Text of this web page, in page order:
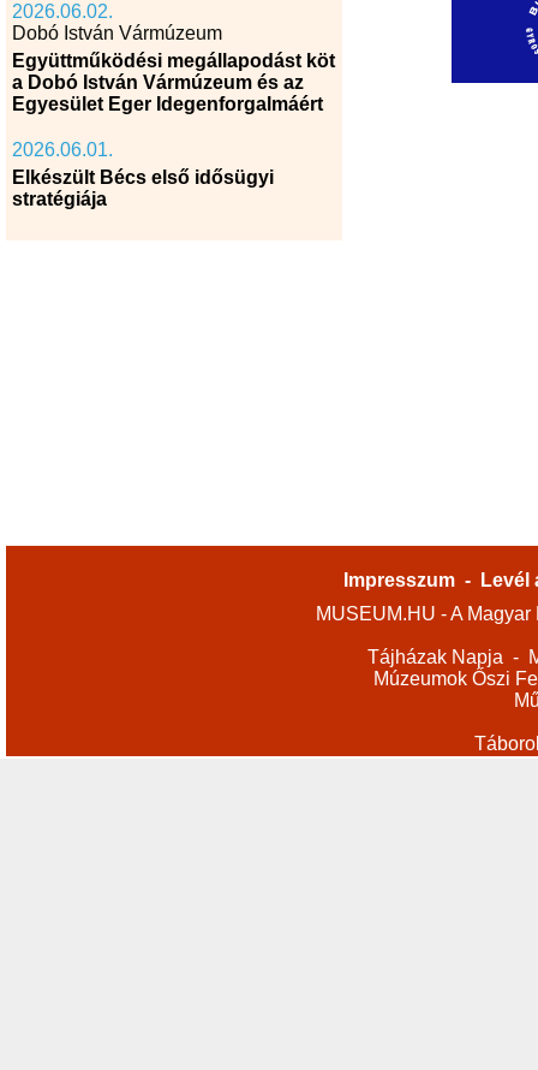
2026.06.02.
Dobó István Vármúzeum
Együttműködési megállapodást köt
a Dobó István Vármúzeum és az
Egyesület Eger Idegenforgalmáért
2026.06.01.
Elkészült Bécs első idősügyi
stratégiája
Impresszum -
Levél
MUSEUM.HU - A
Tájházak Napja -
Múzeumok Őszi